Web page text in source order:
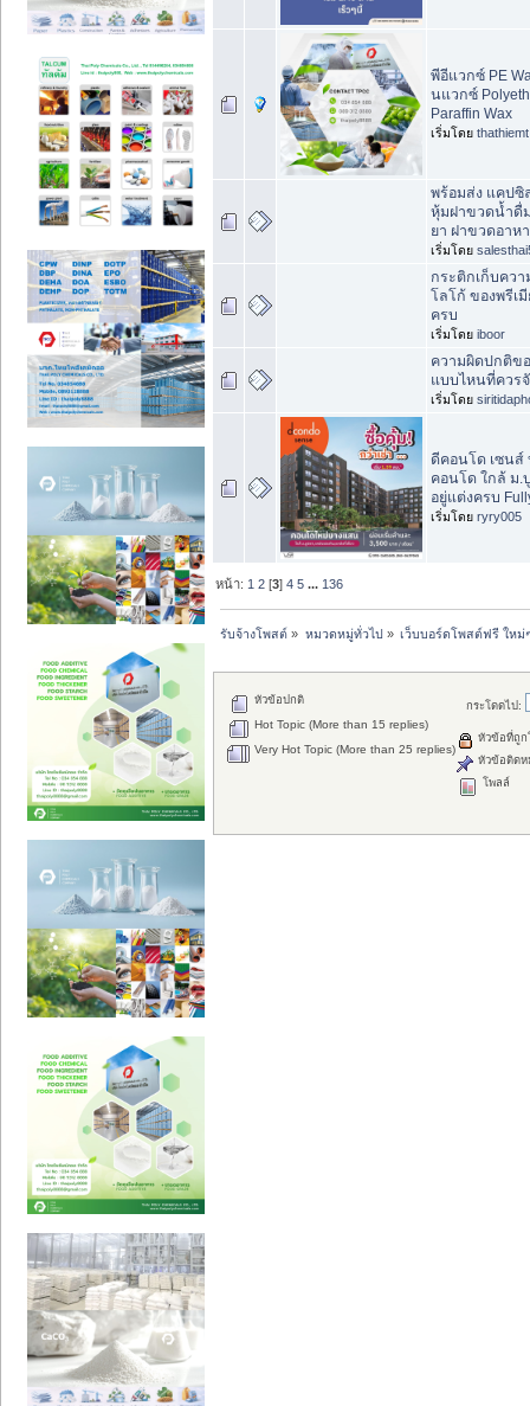
พีอีแวกซ์ PE
นแวกซ์
Paraffin Wax
เริ่มโดย thathiemt
พร้อมส่ง แคปซิ
หุ้มฝาขวดน้ำดื่
ยา ฝาขวดอาห
เริ่มโดย
กระติกเก็บคว
โลโก้ ของพรีเ
ครบ
เริ่มโดย iboor
ความผิดปกติข
แบบไหนที่ควร
เริ่มโดย
ดีคอนโด เซนส์
คอนโด ใกล้ ม.
อยู่แต่งครบ
เริ่มโดย ryry005
หน้า: 1 2 [3]4 5 ... 136
รับจ้างโพสต์ » หมวดหมู่ทั่วไป» เว็บบอร์ดโพสต์ฟรี ให
กระโดดไป:
หัวข้อปกติ
Hot Topic (More than 15 replies)
Very Hot Topic (More than 25 replies)
หัวข้อที่ถู
หัวข้อติดห
โพลล์